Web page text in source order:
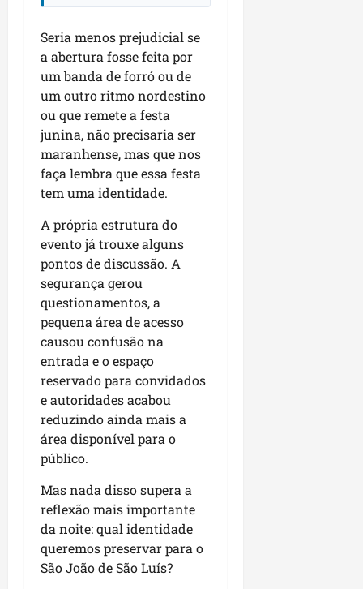
Seria menos prejudicial se
a abertura fosse feita por
um banda de forró ou de
um outro ritmo nordestino
ou que remete a festa
junina, não precisaria ser
maranhense, mas que nos
faça lembra que essa festa
tem uma identidade.
A própria estrutura do
evento já trouxe alguns
pontos de discussão. A
segurança gerou
questionamentos, a
pequena área de acesso
causou confusão na
entrada e o espaço
reservado para convidados
e autoridades acabou
reduzindo ainda mais a
área disponível para o
público.
Mas nada disso supera a
reflexão mais importante
da noite: qual identidade
queremos preservar para o
São João de São Luís?